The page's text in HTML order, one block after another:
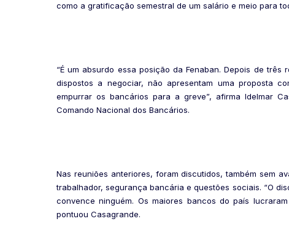
como a gratificação semestral de um salário e meio para
“É um absurdo essa posição da Fenaban. Depois de
dispostos a negociar, não apresentam uma proposta
empurrar os bancários para a greve”, afirma Idelmar
Comando Nacional dos Bancários.
Nas reuniões anteriores, foram discutidos, também sem
trabalhador, segurança bancária e questões sociais. “O
convence ninguém. Os maiores bancos do país
pontuou Casagrande.